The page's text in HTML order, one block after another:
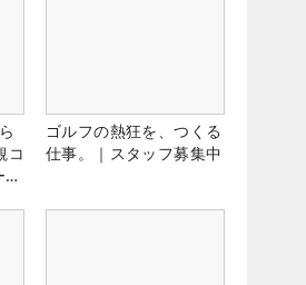
コ
ゴルフの熱狂を、つくる
仕事。｜スタッフ募集中